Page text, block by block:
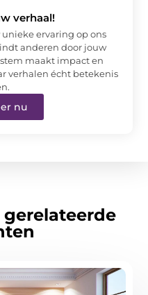
verhaal!
ervaring op ons
anderen door jouw
maakt impact en
verhalen écht betekenis
nu
gerelateerde